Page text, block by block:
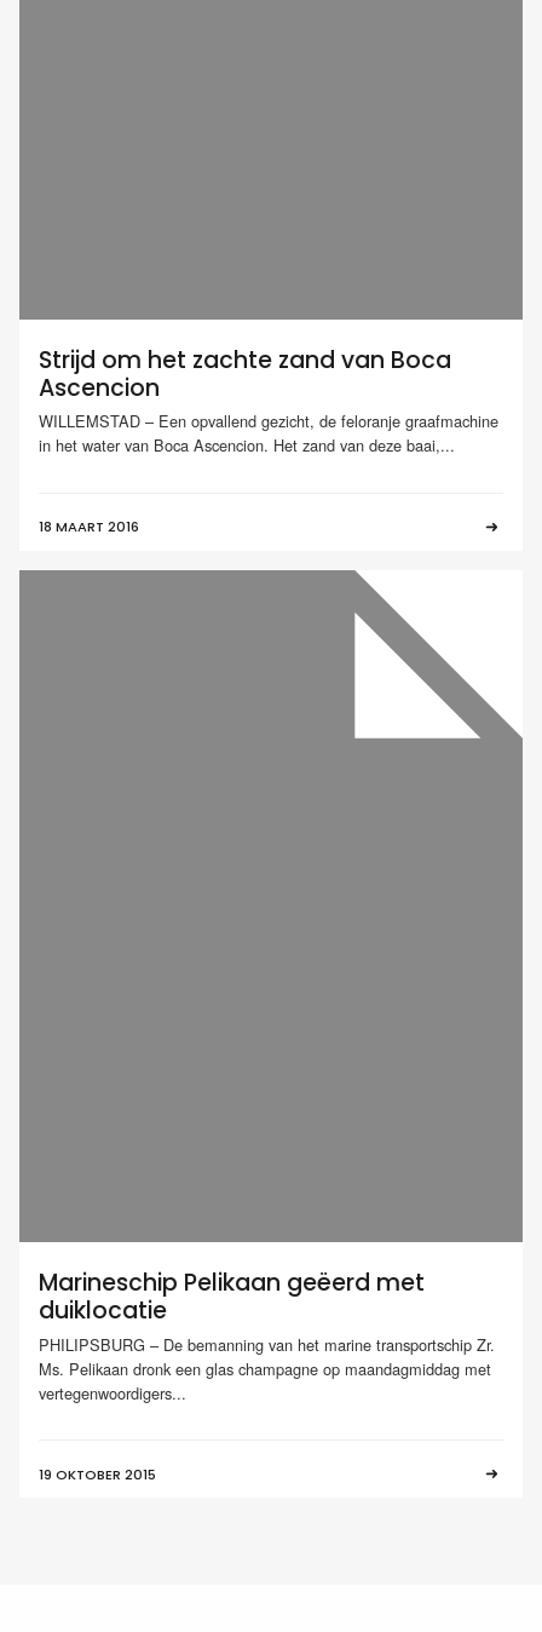
Strijd om het zachte zand van Boca
Ascencion
WILLEMSTAD – Een opvallend gezicht, de feloranje graafmachine
in het water van Boca Ascencion. Het zand van deze baai,...
18 MAART 2016
Marineschip Pelikaan geëerd met
duiklocatie
PHILIPSBURG – De bemanning van het marine transportschip Zr.
Ms. Pelikaan dronk een glas champagne op maandagmiddag met
vertegenwoordigers...
19 OKTOBER 2015